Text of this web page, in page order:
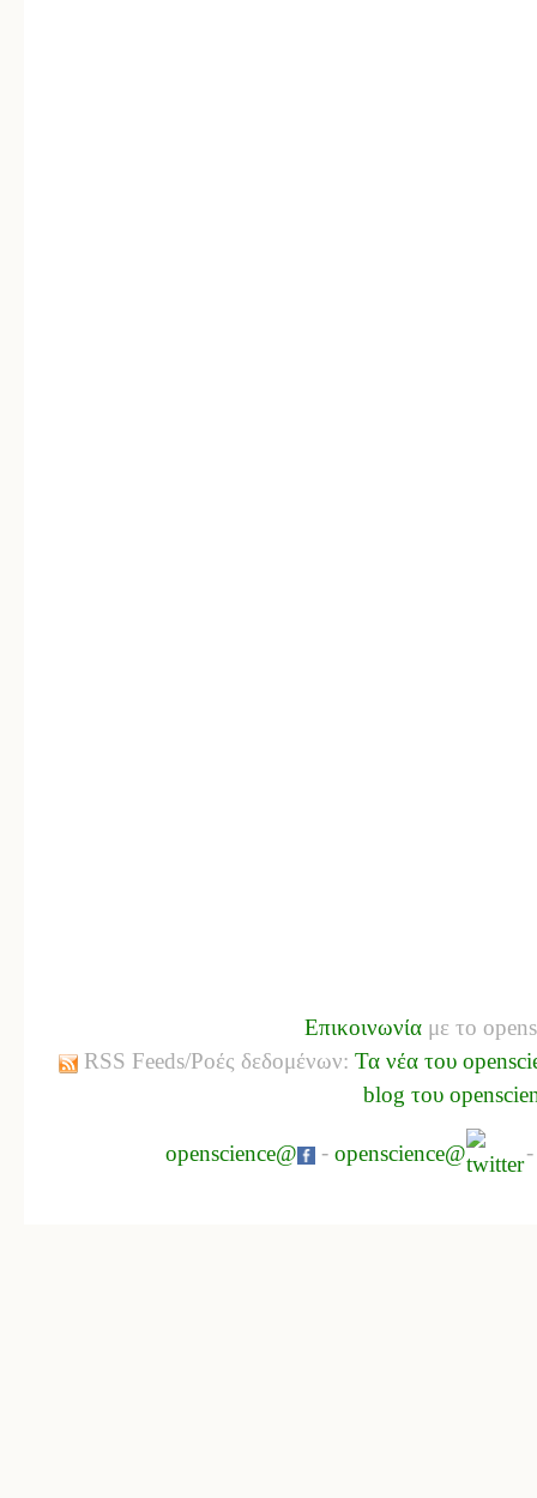
Επικοινωνία με το
RSS Feeds/Ροές δεδομένων: Τα νέα του
blog του
openscience@ - openscience@